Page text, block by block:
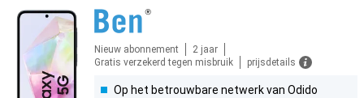
Nieuw abonnement
2 jaar
Gratis verzekerd tegen misbruik
prijsdetails
Op het betrouwbare netwerk van Odido